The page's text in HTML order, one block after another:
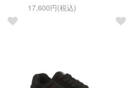
17,600円(税込)